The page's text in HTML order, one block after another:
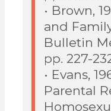
• Brown,
and
Bulletin
pp. 227-
• Evans,
Parental